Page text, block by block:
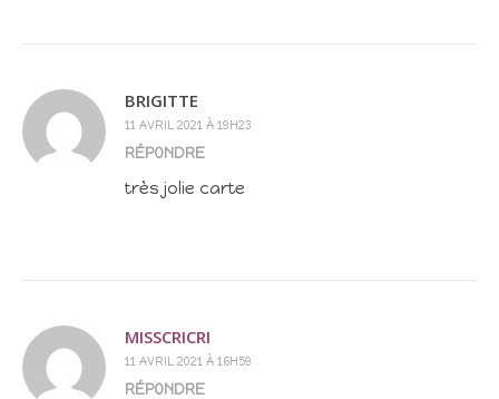
BRIGITTE
11 AVRIL 2021 À 19H23
RÉPONDRE
très jolie carte
MISSCRICRI
11 AVRIL 2021 À 16H59
RÉPONDRE